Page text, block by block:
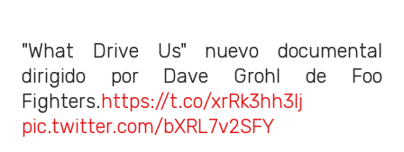
"What Drive Us" nuevo documental
dirigido por Dave Grohl de Foo
Fighters.https://t.co/xrRk3hh3lj
pic.twitter.com/bXRL7v2SFY